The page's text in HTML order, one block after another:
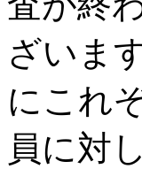
ざいま
にこれ
員に対